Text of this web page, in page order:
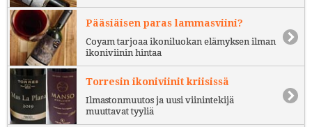
Pääsiäisen paras lammasviini?
Coyam tarjoaa ikoniluokan elämyksen ilman
ikoniviinin hintaa
Torresin ikoniviinit kriisissä
Ilmastonmuutos ja uusi viinintekijä
muuttavat tyyliä